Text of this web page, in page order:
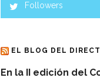
Followers
EL BLOG DEL
En la II edición del